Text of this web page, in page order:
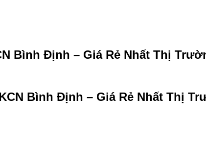
Bình Định – Giá Rẻ Nhất Thị
Bình Định – Giá Rẻ Nhất Thị